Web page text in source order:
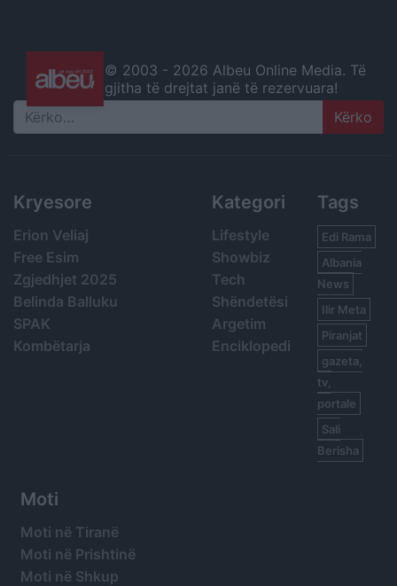
© 2003 - 2026 Albeu Online Media. Të
gjitha të drejtat janë të rezervuara!
Search
Kryesore
Erion Veliaj
Free Esim
Zgjedhjet 2025
Belinda Balluku
SPAK
Kombëtarja
Kategori
Lifestyle
Showbiz
Tech
Shëndetësi
Argetim
Enciklopedi
Tags
Edi Rama
Albania
News
Ilir Meta
Piranjat
gazeta,
tv,
portale
Sali
Berisha
Moti
Moti në Tiranë
Moti në Prishtinë
Moti në Shkup